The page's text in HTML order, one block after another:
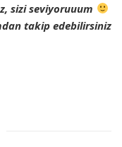
sizi seviyoruuum
takip edebilirsiniz